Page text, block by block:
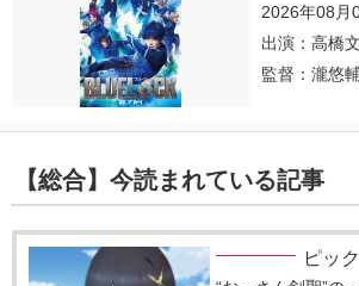
2026年08月
出演：高橋
監督：瀧悠
【総合】今読まれている記事
ピッ